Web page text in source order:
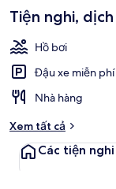
Tiện nghi,
Hồ bơi
Đậu xe miễn phí
Nhà hàng
Xem tất cả
Các tiện